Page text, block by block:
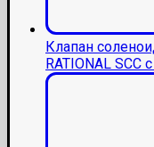
Клапан
RATIONAL SCC